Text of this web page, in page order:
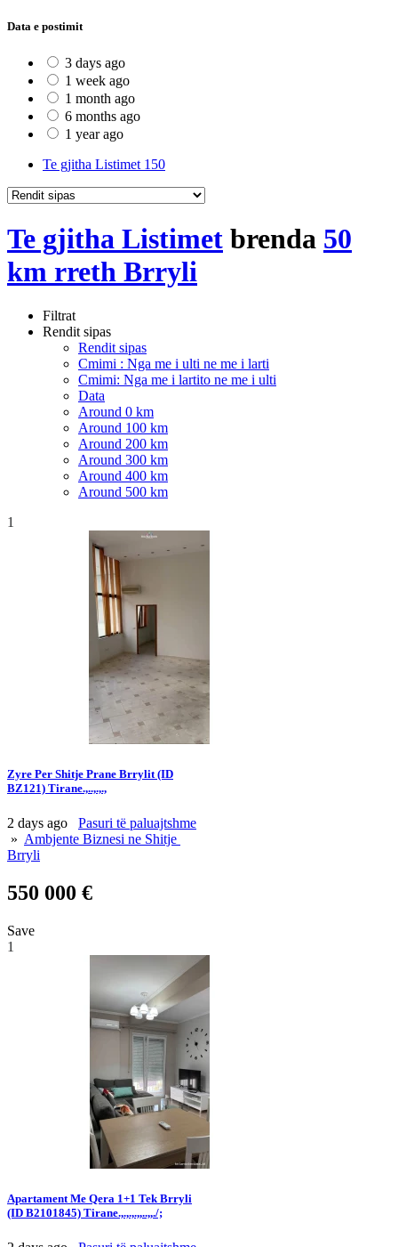
Data e postimit
3 days ago
1 week ago
1 month ago
6 months ago
1 year ago
Te gjitha Listimet 150
Te gjitha Listimet brenda 50
km rreth Brryli
Filtrat
Rendit sipas
Rendit sipas
Cmimi : Nga me i ulti ne me i larti
Cmimi: Nga me i lartito ne me i ulti
Data
Around 0 km
Around 100 km
Around 200 km
Around 300 km
Around 400 km
Around 500 km
1
Zyre Per Shitje Prane Brrylit (ID
BZ121) Tirane.,..,.,.,
2 days ago
Pasuri të paluajtshme
» Ambjente Biznesi ne Shitje
Brryli
550 000 €
Save
1
Apartament Me Qera 1+1 Tek Brryli
(ID B2101845) Tirane.,.,.,.,,..,,./;